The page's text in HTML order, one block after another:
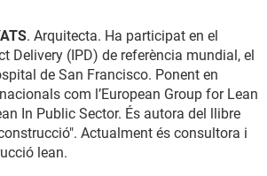
. Arquitecta. Ha participat en el
Delivery (IPD) de referència mundial, el
de San Francisco. Ponent en
com l’European Group for Lean
In Public Sector. És autora del llibre
Actualment és consultora i
lean.